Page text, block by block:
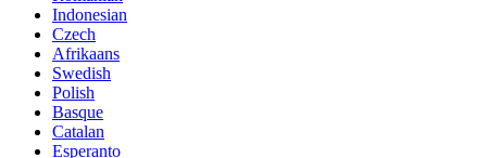
Indonesian
Czech
Afrikaans
Swedish
Polish
Basque
Catalan
Esperanto